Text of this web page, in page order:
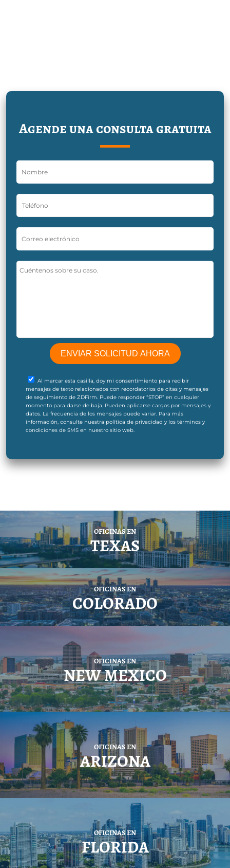
Agende una consulta gratuita
Al marcar esta casilla, doy mi consentimiento para recibir
mensajes de texto relacionados con recordatorios de citas y mensajes
de seguimiento de ZDFirm. Puede responder “STOP” en cualquier
momento para darse de baja. Pueden aplicarse cargos por mensajes y
datos. La frecuencia de los mensajes puede variar. Para más
información, consulte nuestra política de privacidad y los términos y
condiciones de SMS en nuestro sitio web.
OFICINAS EN
TEXAS
OFICINAS EN
COLORADO
OFICINAS EN
NEW MEXICO
OFICINAS EN
ARIZONA
OFICINAS EN
FLORIDA